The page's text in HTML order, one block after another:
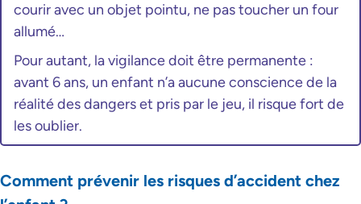
courir avec un objet pointu, ne pas toucher un four
allumé…
Pour autant, la vigilance doit être permanente :
avant 6 ans, un enfant n’a aucune conscience de la
réalité des dangers et pris par le jeu, il risque fort de
les oublier.
Comment prévenir les risques d’accident chez